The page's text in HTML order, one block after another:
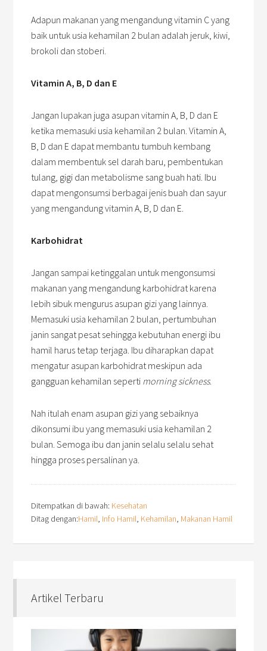
Adapun makanan yang mengandung vitamin C yang
baik untuk usia kehamilan 2 bulan adalah jeruk, kiwi,
brokoli dan stoberi.
Vitamin A, B, D dan E
Jangan lupakan juga asupan vitamin A, B, D dan E
ketika memasuki usia kehamilan 2 bulan. Vitamin A,
B, D dan E dapat membantu tumbuh kembang
dalam membentuk sel darah baru, pembentukan
tulang, gigi dan metabolisme sang buah hati. Ibu
dapat mengonsumsi berbagai jenis buah dan sayur
yang mengandung vitamin A, B, D dan E.
Karbohidrat
Jangan sampai ketinggalan untuk mengonsumsi
makanan yang mengandung karbohidrat karena
lebih sibuk mengurus asupan gizi yang lainnya.
Memasuki usia kehamilan 2 bulan, pertumbuhan
janin sangat pesat sehingga kebutuhan energi ibu
hamil harus tetap terjaga. Ibu diharapkan dapat
mengatur asupan karbohidrat meskipun ada
gangguan kehamilan seperti morning sickness.
Nah itulah enam asupan gizi yang sebaiknya
dikonsumi ibu yang memasuki usia kehamilan 2
bulan. Semoga ibu dan janin selalu selalu sehat
hingga proses persalinan ya.
Ditempatkan di bawah: Kesehatan
Ditag dengan:Hamil, Info Hamil, Kehamilan, Makanan Hamil
Artikel Terbaru